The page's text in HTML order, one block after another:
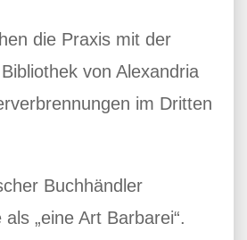
die Praxis mit der
von Alexandria
im Dritten
Buchhändler
„eine Art Barbarei“.